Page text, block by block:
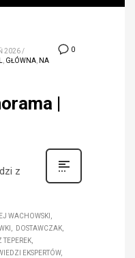
0
2026 /
GŁÓWNA NA
|
z
WACHOWSKI
DOSTAWCZAK
TEPEREK
EKSPERTÓW